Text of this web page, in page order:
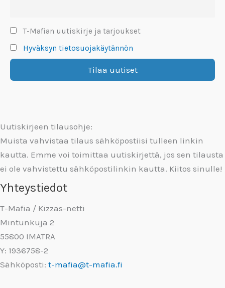
T-Mafian uutiskirje ja tarjoukset
Hyväksyn tietosuojakäytännön
Uutiskirjeen tilausohje:
Muista vahvistaa tilaus sähköpostiisi tulleen linkin
kautta. Emme voi toimittaa uutiskirjettä, jos sen tilausta
ei ole vahvistettu sähköpostilinkin kautta. Kiitos sinulle!
Yhteystiedot
T-Mafia / Kizzas-netti
Mintunkuja 2
55800 IMATRA
Y: 1936758-2
Sähköposti: t-mafia@t-mafia.fi